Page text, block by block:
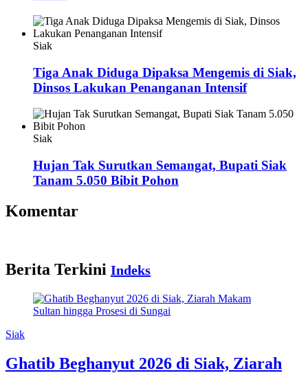
Siak
Tiga Anak Diduga Dipaksa Mengemis di Siak,
Dinsos Lakukan Penanganan Intensif
Siak
Hujan Tak Surutkan Semangat, Bupati Siak
Tanam 5.050 Bibit Pohon
Komentar
Berita Terkini Indeks
Siak
Ghatib Beghanyut 2026 di Siak, Ziarah